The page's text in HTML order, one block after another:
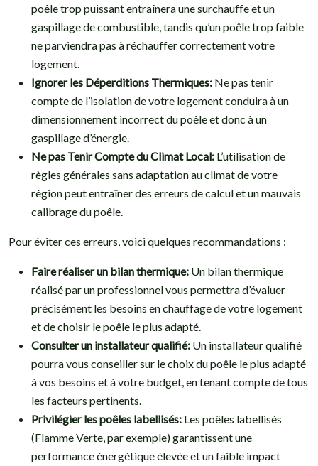
poêle trop puissant entraînera une surchauffe et un
gaspillage de combustible, tandis qu’un poêle trop faible
ne parviendra pas à réchauffer correctement votre
logement.
Ignorer les Déperditions Thermiques: Ne pas tenir
compte de l’isolation de votre logement conduira à un
dimensionnement incorrect du poêle et donc à un
gaspillage d’énergie.
Ne pas Tenir Compte du Climat Local: L’utilisation de
règles générales sans adaptation au climat de votre
région peut entraîner des erreurs de calcul et un mauvais
calibrage du poêle.
Pour éviter ces erreurs, voici quelques recommandations :
Faire réaliser un bilan thermique: Un bilan thermique
réalisé par un professionnel vous permettra d’évaluer
précisément les besoins en chauffage de votre logement
et de choisir le poêle le plus adapté.
Consulter un installateur qualifié: Un installateur qualifié
pourra vous conseiller sur le choix du poêle le plus adapté
à vos besoins et à votre budget, en tenant compte de tous
les facteurs pertinents.
Privilégier les poêles labellisés: Les poêles labellisés
(Flamme Verte, par exemple) garantissent une
performance énergétique élevée et un faible impact